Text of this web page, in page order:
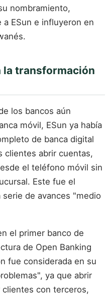
nombramiento,
ESun e influyeron en
la transformación
los bancos aún
móvil, ESun ya había
de banca digital
clientes abrir cuentas,
el teléfono móvil sin
Este fue el
de avances "medio
el primer banco de
de Open Banking
fue considerada en su
ya que abrir
clientes con terceros,